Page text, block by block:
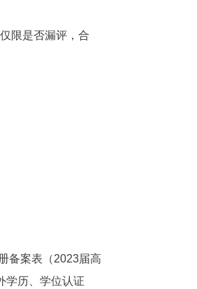
限是否漏评，合
备案表（2023届高
学历、学位认证